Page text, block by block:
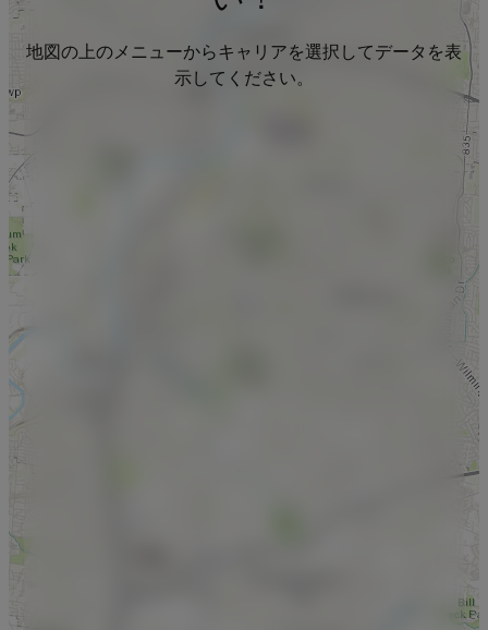
地図の上のメニューからキャリアを選択してデータを表
示してください。